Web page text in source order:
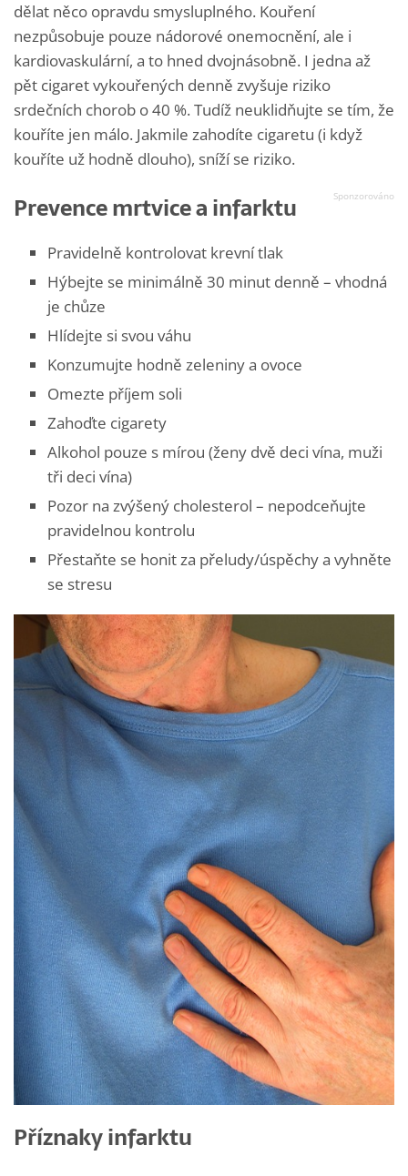
dělat něco opravdu smysluplného. Kouření
nezpůsobuje pouze nádorové onemocnění, ale i
kardiovaskulární, a to hned dvojnásobně. I jedna až
pět cigaret vykouřených denně zvyšuje riziko
srdečních chorob o 40 %. Tudíž neuklidňujte se tím, že
kouříte jen málo. Jakmile zahodíte cigaretu (i když
kouříte už hodně dlouho), sníží se riziko.
Prevence mrtvice a infarktu
Pravidelně kontrolovat krevní tlak
Hýbejte se minimálně 30 minut denně – vhodná
je chůze
Hlídejte si svou váhu
Konzumujte hodně zeleniny a ovoce
Omezte příjem soli
Zahoďte cigarety
Alkohol pouze s mírou (ženy dvě deci vína, muži
tři deci vína)
Pozor na zvýšený cholesterol – nepodceňujte
pravidelnou kontrolu
Přestaňte se honit za přeludy/úspěchy a vyhněte
se stresu
Příznaky infarktu